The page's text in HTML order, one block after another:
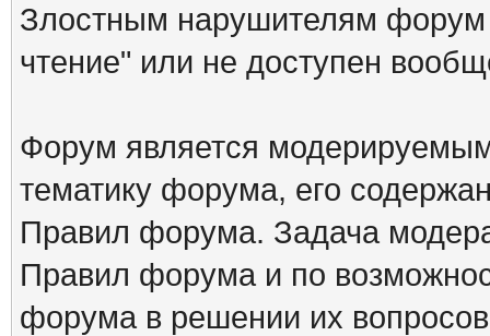
Злостным нарушителям форум
чтение" или не доступен
Форум является
тематику форума, его
Правил форума. Задача
Правил форума и по
форума в решении их